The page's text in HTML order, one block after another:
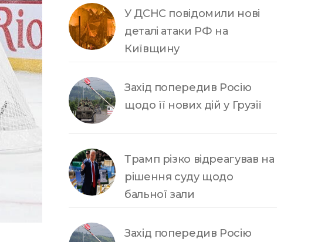
У ДСНС повідомили нові
деталі атаки РФ на
Київщину
Захід попередив Росію
щодо її нових дій у Грузії
Трамп різко відреагував на
рішення суду щодо
бальної зали
Захід попередив Росію